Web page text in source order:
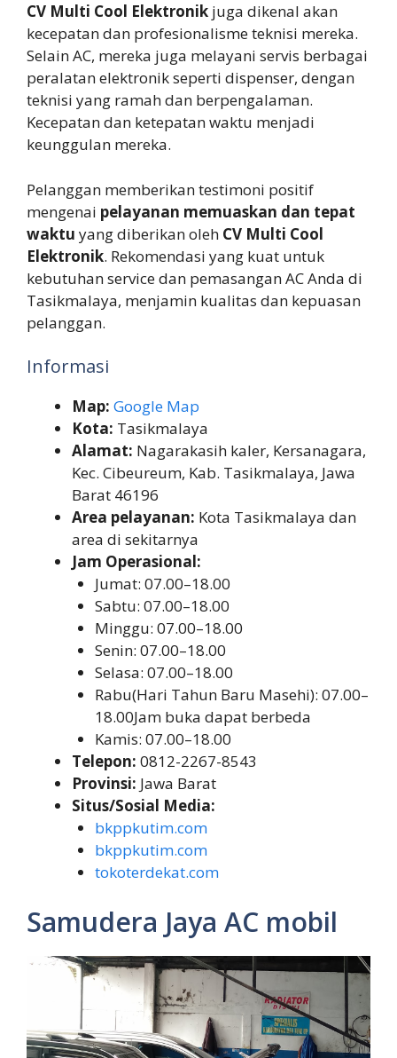
CV Multi Cool Elektronik juga dikenal akan
kecepatan dan profesionalisme teknisi mereka.
Selain AC, mereka juga melayani servis berbagai
peralatan elektronik seperti dispenser, dengan
teknisi yang ramah dan berpengalaman.
Kecepatan dan ketepatan waktu menjadi
keunggulan mereka.
Pelanggan memberikan testimoni positif
mengenai pelayanan memuaskan dan tepat
waktu yang diberikan oleh CV Multi Cool
Elektronik. Rekomendasi yang kuat untuk
kebutuhan service dan pemasangan AC Anda di
Tasikmalaya, menjamin kualitas dan kepuasan
pelanggan.
Informasi
Map: Google Map
Kota: Tasikmalaya
Alamat: Nagarakasih kaler, Kersanagara,
Kec. Cibeureum, Kab. Tasikmalaya, Jawa
Barat 46196
Area pelayanan: Kota Tasikmalaya dan
area di sekitarnya
Jam Operasional:
Jumat: 07.00–18.00
Sabtu: 07.00–18.00
Minggu: 07.00–18.00
Senin: 07.00–18.00
Selasa: 07.00–18.00
Rabu(Hari Tahun Baru Masehi): 07.00–
18.00Jam buka dapat berbeda
Kamis: 07.00–18.00
Telepon: 0812-2267-8543
Provinsi: Jawa Barat
Situs/Sosial Media:
bkppkutim.com
bkppkutim.com
tokoterdekat.com
Samudera Jaya AC mobil